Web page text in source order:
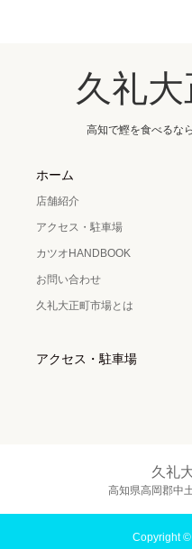
久礼
高知で鰹を食べるな
ホーム
店舗紹介
アクセス・駐車場
カツオHANDBOOK
お問い合わせ
久礼大正町市場とは
アクセス・駐車場
久礼
高知県高岡郡中
Copyright ©